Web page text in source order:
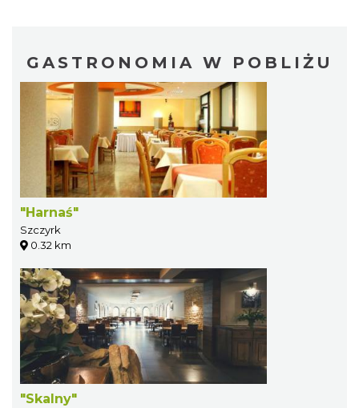
GASTRONOMIA W POBLIŻU
"Harnaś"
Szczyrk
0.32 km
"Skalny"